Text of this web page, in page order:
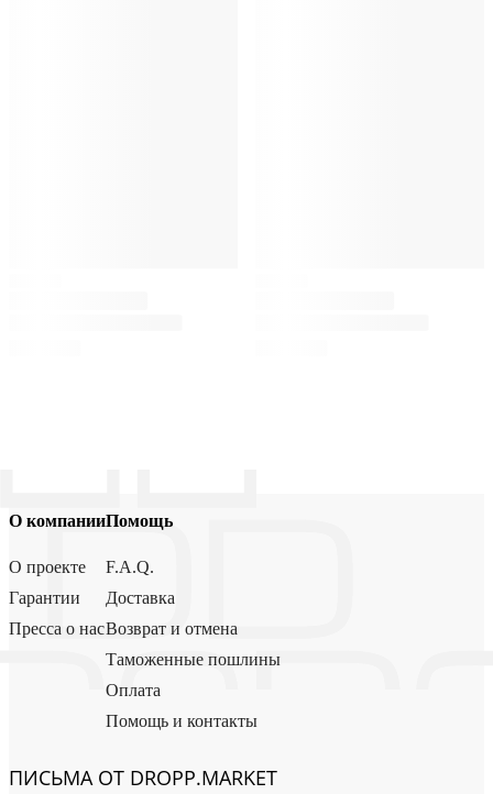
О компании
О проекте
Гарантии
Пресса о нас
Помощь
F.A.Q.
Доставка
Возврат и отмена
Таможенные пошлины
Оплата
Помощь и контакты
ПИСЬМА ОТ DROPP.MARKET